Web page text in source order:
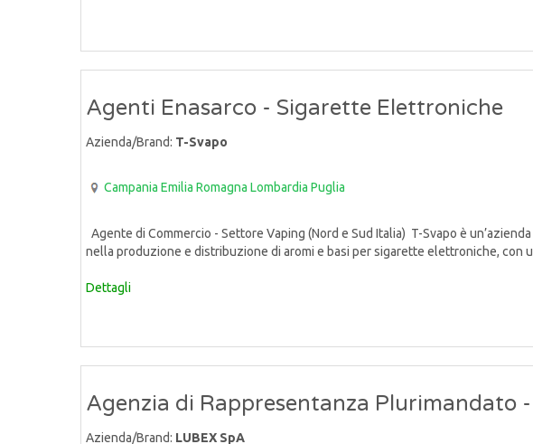
Agenti Enasarco - Sigarette Elettroniche
Azienda/Brand: T-Svapo
Campania Emilia Romagna Lombardia Puglia
Agente di Commercio - Settore Vaping (Nord e Sud Italia) T-Svapo è
nella produzione e distribuzione di aromi e basi per sigarette elettroniche, con
Dettagli
Agenzia di Rappresentanza Plurimandato
Azienda/Brand: LUBEX SpA